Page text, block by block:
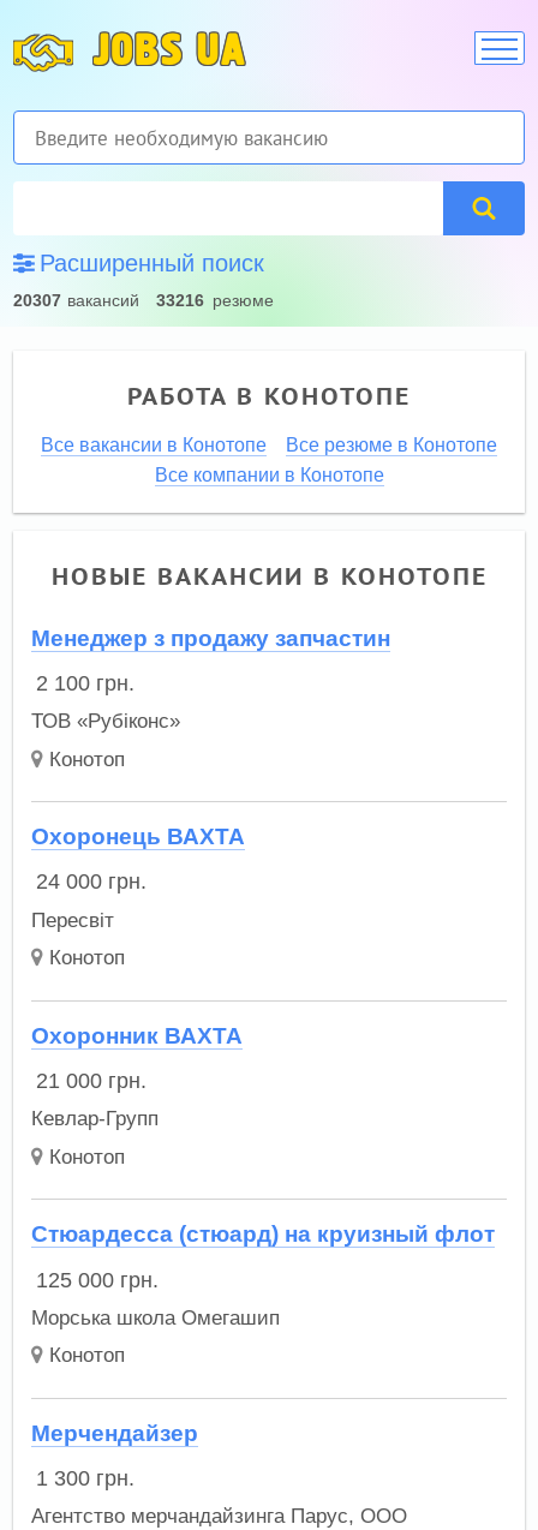
JOBS UA
Расширенный поиск
20307 вакансий 33216 резюме
РАБОТА В КОНОТОПЕ
Все вакансии в Конотопе
Все резюме в Конотопе
Все компании в Конотопе
НОВЫЕ ВАКАНСИИ В КОНОТОПЕ
Менеджер з продажу запчастин
2 100 грн.
ТОВ «Рубіконс»
Конотоп
Охоронець ВАХТА
24 000 грн.
Пересвіт
Конотоп
Охоронник ВАХТА
21 000 грн.
Кевлар-Групп
Конотоп
Cтюардесса (стюард) на круизный флот
125 000 грн.
Морська школа Омегашип
Конотоп
Мерчендайзер
1 300 грн.
Агентство мерчандайзинга Парус, ООО